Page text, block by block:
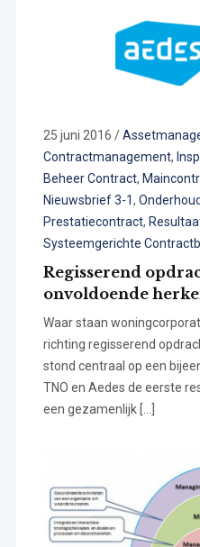
25 juni 2016 /
Contractmanagement,
Beheer Contract,
Nieuwsbrief 3-1,
Prestatiecontract,
Systeemgerichte
Regisserend
onvoldoende
Waar staan
richting regisserend
stond centraal op een
TNO en Aedes de eerste
een gezamenlijk […]